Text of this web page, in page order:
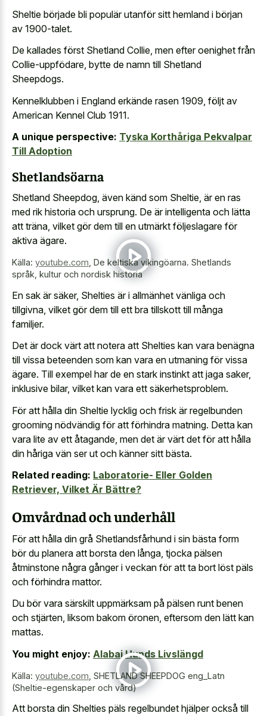
Sheltie började bli populär utanför sitt hemland i början
av 1900-talet.
De kallades först Shetland Collie, men efter oenighet från
Collie-uppfödare, bytte de namn till Shetland
Sheepdogs.
Kennelklubben i England erkände rasen 1909, följt av
American Kennel Club 1911.
A unique perspective: Tyska Korthåriga Pekvalpar
Till Adoption
Shetlandsöarna
Shetland Sheepdog, även känd som Sheltie, är en ras
med rik historia och ursprung. De är intelligenta och lätta
att träna, vilket gör dem till en utmärkt följeslagare för
aktiva ägare.
Källa: youtube.com, De keltiska vikingöarna. Shetlands
språk, kultur och nordisk historia
En sak är säker, Shelties är i allmänhet vänliga och
tillgivna, vilket gör dem till ett bra tillskott till många
familjer.
Det är dock värt att notera att Shelties kan vara benägna
till vissa beteenden som kan vara en utmaning för vissa
ägare. Till exempel har de en stark instinkt att jaga saker,
inklusive bilar, vilket kan vara ett säkerhetsproblem.
För att hålla din Sheltie lycklig och frisk är regelbunden
grooming nödvändig för att förhindra matning. Detta kan
vara lite av ett åtagande, men det är värt det för att hålla
din håriga vän ser ut och känner sitt bästa.
Related reading: Laboratorie- Eller Golden
Retriever, Vilket Är Bättre?
Omvårdnad och underhåll
För att hålla din grå Shetlandsfårhund i sin bästa form
bör du planera att borsta den långa, tjocka pälsen
åtminstone några gånger i veckan för att ta bort löst päls
och förhindra mattor.
Du bör vara särskilt uppmärksam på pälsen runt benen
och stjärten, liksom bakom öronen, eftersom den lätt kan
mattas.
You might enjoy: Alabai Hunds Livslängd
Källa: youtube.com SHETLAND SHEEPDOG eng_Latn
(Sheltie-egenskaper och vård)
Att borsta din Shelties päls regelbundet hjälper också till